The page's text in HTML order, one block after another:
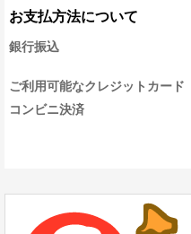
お支払方法について
銀行振込
ご利用可能なクレジットカード
コンビニ決済